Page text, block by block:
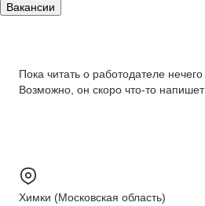
Вакансии
Пока читать о работодателе нечего
Возможно, он скоро что‑то напишет
Химки (Московская область)